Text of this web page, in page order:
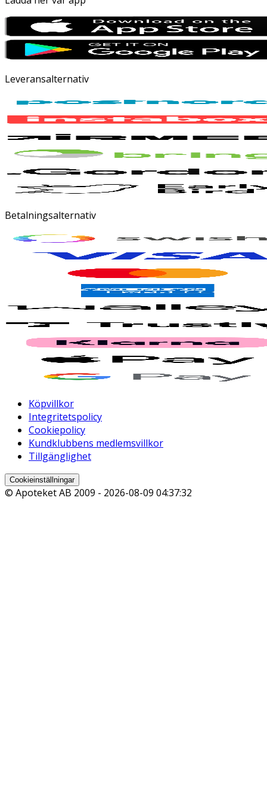
Leveransalternativ
Betalningsalternativ
Köpvillkor
Integritetspolicy
Cookiepolicy
Kundklubbens medlemsvillkor
Tillgänglighet
Cookieinställningar
© Apoteket AB 2009 - 2026-08-09 04:37:32